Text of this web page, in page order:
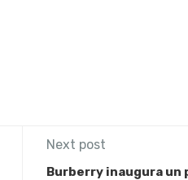
Next post
Burberry inaugura un